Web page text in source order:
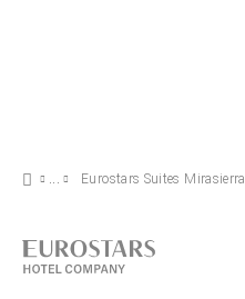
Eurostars Suites Mirasierra